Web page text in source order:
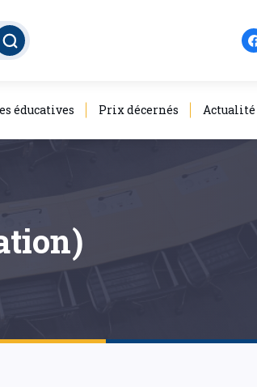
éducatives Prix décernés Actualité